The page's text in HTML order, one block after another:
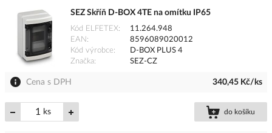
SEZ Skříň D-BOX 4TE na omítku IP65
Kód ELFETEX
11.264.948
EAN
8596089020012
Kód výrobce
D-BOX PLUS 4
Značka
SEZ-CZ
Cena s DPH 340,45 Kč/ks
ks do košíku